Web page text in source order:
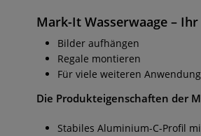
Mark-It Wasserwaage –
Bilder aufhängen
Regale montieren
Für viele weiteren
Die Produkteigenschaften der
Stabiles Aluminium-C-Profil